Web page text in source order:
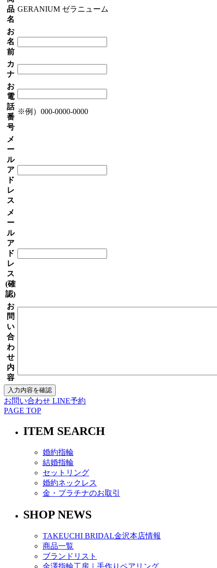
品
名
GERANIUM ゼラニューム
お
名
前
カ
ナ
お
電
話
番
号
※例）000-0000-0000
メ
ー
ル
ア
ド
レ
ス
メ
ー
ル
ア
ド
レ
ス
(確
認)
お
問
い
合
わ
せ
内
容
お問い合わせ LINE予約
PAGE TOP
ITEM SEARCH
婚約指輪
結婚指輪
セットリング
婚約ネックレス
金・プラチナのお取引
SHOP NEWS
TAKEUCHI BRIDAL金沢本店情報
商品一覧
ブランドリスト
金澤指輪工房｜手作りペアリング